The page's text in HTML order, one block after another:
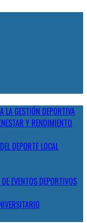
GESTIÓN DEPORTIVA
Y RENDIMIENTO
DEPORTE LOCAL
EVENTOS DEPORTIVOS